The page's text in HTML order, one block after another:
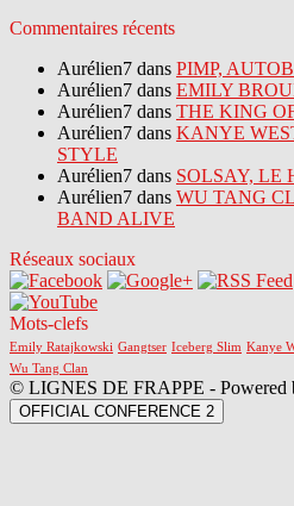
Commentaires récents
Aurélien7 dans PIMP,
Aurélien7 dans EMILY
Aurélien7 dans THE KING
Aurélien7 dans KANYE
STYLE
Aurélien7 dans SOLSAY, LE
Aurélien7 dans WU TANG
BAND ALIVE
Réseaux sociaux
Mots-clefs
Emily Ratajkowski Gangtser Iceberg Slim Kanye
Wu Tang Clan
© LIGNES DE FRAPPE - Powered
OFFICIAL CONFERENCE 2